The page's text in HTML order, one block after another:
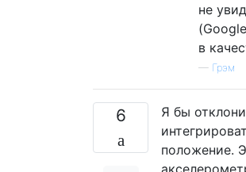
не
в
— Грэм
6
Я бы
положение.